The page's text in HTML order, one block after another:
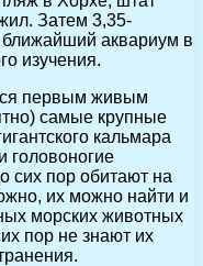
Затем 3,35-
ближайший аквариум в
изучения.
первым живым
самые крупные
кальмара
головоногие
сих пор обитают на
их можно найти и
морских животных
пор не знают их